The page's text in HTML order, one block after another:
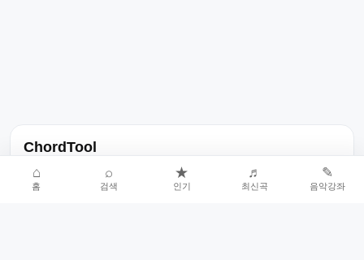
ChordTool
노래 가사, 곡 정보, 코드, 악보를 한곳에서 찾을 수 있는 음악 정보
서비스입니다.
⌂
홈
⌕
검색
★
인기
♬
최신곡
✎
음악강좌